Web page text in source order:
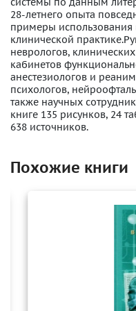
28-летнего опыта
примеры
клинической
неврологов,
кабинетов
анестезиологов и
психологов,
также научных
книге 135 рисунков, 24
638 источников.
Похожие книги